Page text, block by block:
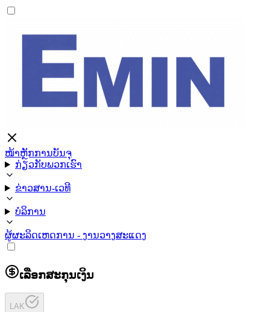
ໜ້າຫຼັກການບັນຈຸ
ກ່ຽວກັບພວກເຮົາ
ຂ່າວສານ-ເວທີ
ບໍລິການ
ຜູ້ຜະລິດເຫດການ - ງານວາງສະແດງ
ເລືອກສະກຸນເງິນ
LAK